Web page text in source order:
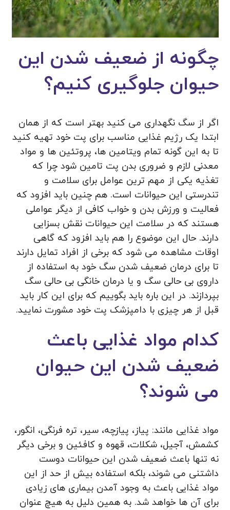
چگونه از ضعیف شدن این
حیوان جلوگیری کنیم؟
اگر از سگ نگهداری می کنید بهتر است که از همان
ابتدا یک رژیم غذایی مناسب برای پت خود تهیه کنید
تا به این گونه تمام ویتامین ها، پروتئین ها و مواد
معدنی لازم و ضروری بدن پت تامین شود چرا که
تغذیه یکی از مهم ترین عوامل برای سلامت و
تندرستی این حیوانات است. هم چنین باید افزود که
فعالیت و ورزش بدن و خواب کافی از دیگر عواملی
هستند که در سلامت این حیوانات نقش بسزایی
دارند. حال این موضوع را هم باید افزود که گاهی
اوقات مشاهده می‌ شود که برخی از افراد تمایل دارند
تا برای درمان ضعیف شدن سگ خود به استفاده از
داروی بی حالی سگ و یا درمان خانگی بی حالی سگ
بپردازند. در این باره باید بگوییم که برای این کار باید
قبل از هر چیزی با دامپزشک پت خود مشورت نمایید.
کدام مواد غذایی باعث
ضعیف شدن این حیوان
می شوند؟
مواد غذایی مانند: پیاز، پیازچه، سیر، تره فرنگی، انگور،
کشمش، آجیل، شکلات، قهوه و کافئین و برخی دیگر
نه تنها باعث ضعیف شدن این حیوانات دوست
داشتنی می شوند، بلکه استفاده بیش از حد از این
مواد غذایی باعث به وجود آمدن بیماری های زیادی
برای آن ها خواهد شد. به همین دلیل به هیچ عنوان